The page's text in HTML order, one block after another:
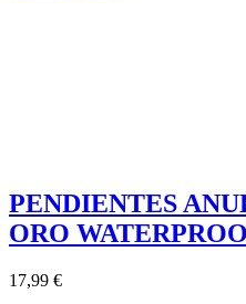
PENDIENTES
ORO
17,99 €